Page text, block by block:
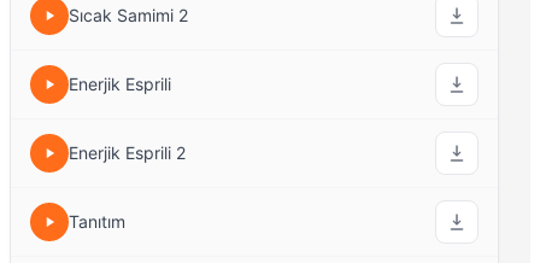
Sıcak Samimi 2
Enerjik Esprili
Enerjik Esprili 2
Tanıtım